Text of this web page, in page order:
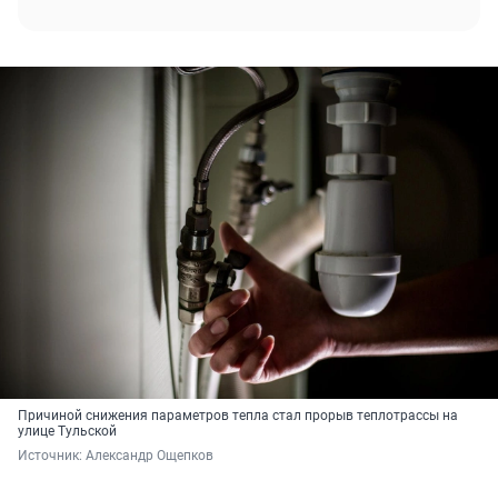
Причиной снижения параметров тепла стал прорыв теплотрассы на
улице Тульской
Источник: Александр Ощепков